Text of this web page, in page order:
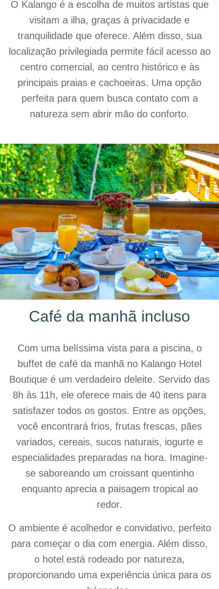
O Kalango é a escolha de muitos artistas que
visitam a ilha, graças à privacidade e
tranquilidade que oferece. Além disso, sua
localização privilegiada permite fácil acesso ao
centro comercial, ao centro histórico e às
principais praias e cachoeiras. Uma opção
perfeita para quem busca contato com a
natureza sem abrir mão do conforto.
Café da manhã incluso
Com uma belíssima vista para a piscina, o
buffet de café da manhã no Kalango Hotel
Boutique é um verdadeiro deleite. Servido das
8h às 11h, ele oferece mais de 40 itens para
satisfazer todos os gostos. Entre as opções,
você encontrará frios, frutas frescas, pães
variados, cereais, sucos naturais, iogurte e
especialidades preparadas na hora. Imagine-
se saboreando um croissant quentinho
enquanto aprecia a paisagem tropical ao
redor.
O ambiente é acolhedor e convidativo, perfeito
para começar o dia com energia. Além disso,
o hotel está rodeado por natureza,
proporcionando uma experiência única para os